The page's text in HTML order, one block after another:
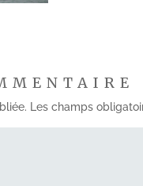
Les champs